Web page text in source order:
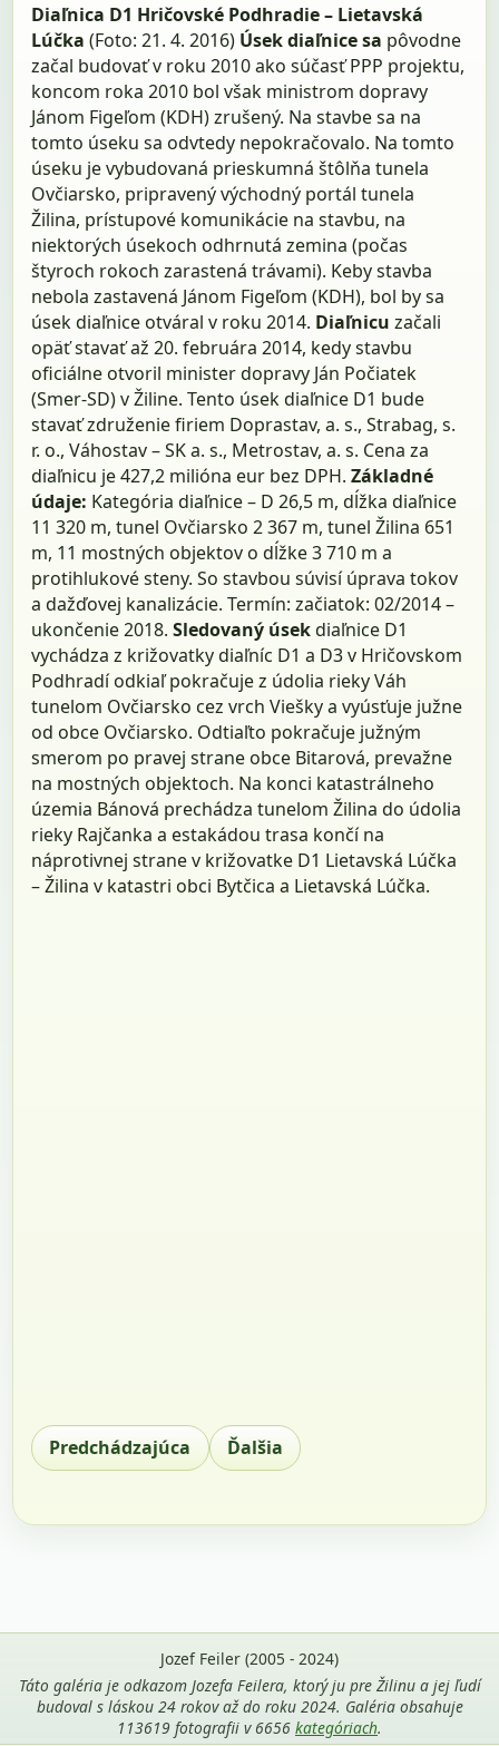
Diaľnica D1 Hričovské Podhradie – Lietavská
Lúčka(Foto: 21. 4. 2016) Úsek diaľnice sa pôvodne
začal budovať v roku 2010 ako súčasť PPP projektu,
koncom roka 2010 bol však ministrom dopravy
Jánom Figeľom (KDH) zrušený. Na stavbe sa na
tomto úseku sa odvtedy nepokračovalo. Na tomto
úseku je vybudovaná prieskumná štôlňa tunela
Ovčiarsko, pripravený východný portál tunela
Žilina, prístupové komunikácie na stavbu, na
niektorých úsekoch odhrnutá zemina (počas
štyroch rokoch zarastená trávami). Keby stavba
nebola zastavená Jánom Figeľom (KDH), bol by sa
úsek diaľnice otváral v roku 2014. Diaľnicu začali
opäť stavať až 20. februára 2014, kedy stavbu
oficiálne otvoril minister dopravy Ján Počiatek
(Smer-SD) v Žiline. Tento úsek diaľnice D1 bude
stavať združenie firiem Doprastav, a. s., Strabag, s.
r. o., Váhostav – SK a. s., Metrostav, a. s. Cena za
diaľnicu je 427,2 milióna eur bez DPH.Základné
údaje: Kategória diaľnice – D 26,5 m, dĺžka diaľnice
11 320 m, tunel Ovčiarsko 2 367 m, tunel Žilina 651
m, 11 mostných objektov o dĺžke 3 710 m a
protihlukové steny. So stavbou súvisí úprava tokov
a dažďovej kanalizácie. Termín: začiatok: 02/2014 –
ukončenie 2018.Sledovaný úsekdiaľnice D1
vychádza z križovatky diaľníc D1 a D3 v Hričovskom
Podhradí odkiaľ pokračuje z údolia rieky Váh
tunelom Ovčiarsko cez vrch Viešky a vyúsťuje južne
od obce Ovčiarsko. Odtiaľto pokračuje južným
smerom po pravej strane obce Bitarová, prevažne
na mostných objektoch. Na konci katastrálneho
územia Bánová prechádza tunelom Žilina do údolia
rieky Rajčanka a estakádou trasa končí na
náprotivnej strane v križovatke D1 Lietavská Lúčka
– Žilina v katastri obci Bytčica a Lietavská Lúčka.
Predchádzajúca Ďalšia
Jozef Feiler (2005 - 2024)
Táto galéria je odkazom Jozefa Feilera, ktorý ju pre Žilinu a jej ľudí
budoval s láskou 24 rokov až do roku 2024. Galéria obsahuje
113619 fotografii v 6656 kategóriach.